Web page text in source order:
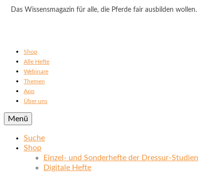
Das Wissensmagazin für alle, die Pferde fair ausbilden wollen.
Shop
Alle Hefte
Webinare
Themen
App
Über uns
Menü
Suche
Shop
Einzel- und Sonderhefte der Dressur-Studien
Digitale Hefte